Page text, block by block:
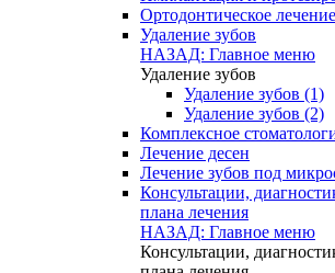
Ортодонтическое
Удаление зубов
НАЗАД: Главное меню
Удаление зубов
Удаление зубов (1)
Удаление зубов (2)
Комплексное
Лечение десен
Лечение зубов под
Консультации,
плана лечения
НАЗАД: Главное меню
Консультации,